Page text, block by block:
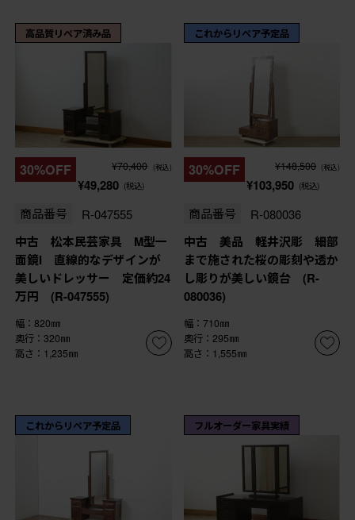
高品質リペア済み品
30%OFF ¥70,400 (税込)
¥49,280 (税込)
商品番号 R-047555
中古 松本民芸家具 M型一
面鏡I 直線的なデザインが
美しいドレッサー 定価約24
万円 (R-047555)
幅：820㎜
奥行：320㎜
高さ：1,235㎜
これからリペア予定品
30%OFF ¥148,500 (税込)
¥103,950 (税込)
商品番号 R-080036
中古 美品 軽井沢彫 細部
まで施された桜の彫刻や透か
し彫りが美しい鏡台 (R-
080036)
幅：710㎜
奥行：295㎜
高さ：1,555㎜
これからリペア予定品 フルオーダー家具実績